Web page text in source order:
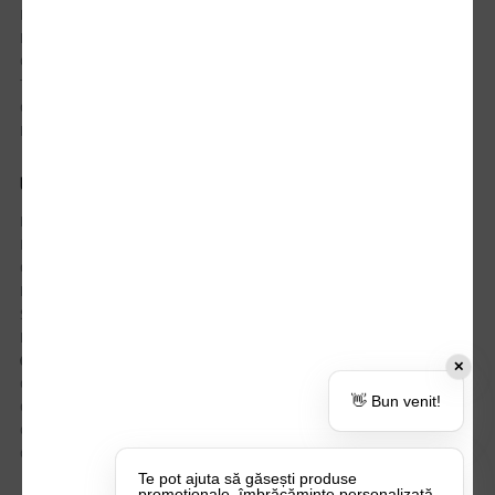
Istoric comenzi
Mostre si Conditii Retur Marfa
Cum comanzi
Termen de livrare
Costuri de livrare
Politica de returnare a produselor
UTILE
Despre Noi
Echipa Update Advertising
CSR si Implicare sociala
Branduri partenere
Suport dedicat si Intrebari frecvente
BLOG – Promo Tips&Tricks
Certificari si Sustenabilitate
Cariere la Update Advertising
CATALOAGE
Contactează-ne
✕
👋 Bun venit!
Te pot ajuta să găsești produse